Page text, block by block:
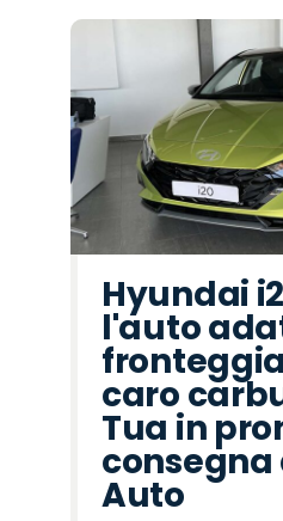
Hyundai
l'auto
caro
Tua in
Auto